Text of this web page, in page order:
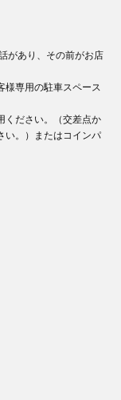
があり、その前がお店
様専用の駐車スペース
ください。（交差点か
い。）またはコインパ